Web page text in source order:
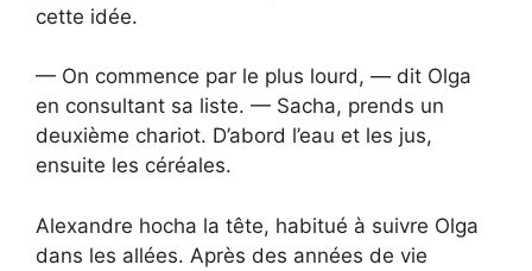
cette idée.
— On commence par le plus lourd, — dit Olga
en consultant sa liste. — Sacha, prends un
deuxième chariot. D’abord l’eau et les jus,
ensuite les céréales.
Alexandre hocha la tête, habitué à suivre Olga
dans les allées. Après des années de vie